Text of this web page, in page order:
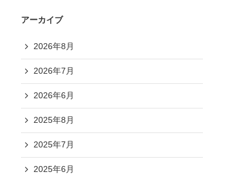
アーカイブ
2026年8月
2026年7月
2026年6月
2025年8月
2025年7月
2025年6月